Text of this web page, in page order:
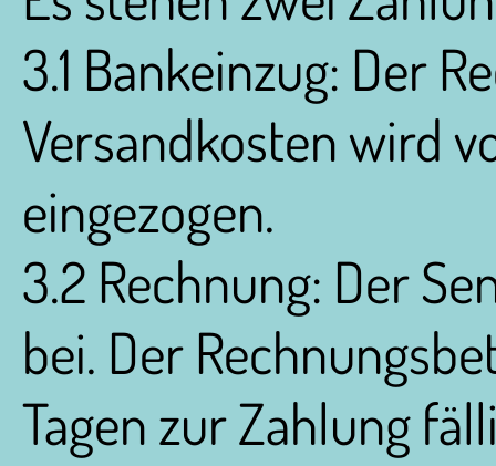
3.1 Bankeinzug: Der
Versandkosten wird
eingezogen.
3.2 Rechnung: Der
bei. Der
Tagen zur Zahlung